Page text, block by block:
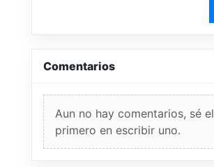
Comentarios
Aun no hay comentarios, sé el
primero en escribir uno.